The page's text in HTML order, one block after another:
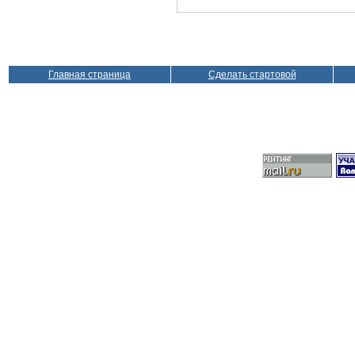
Главная страница Сделать стартовой